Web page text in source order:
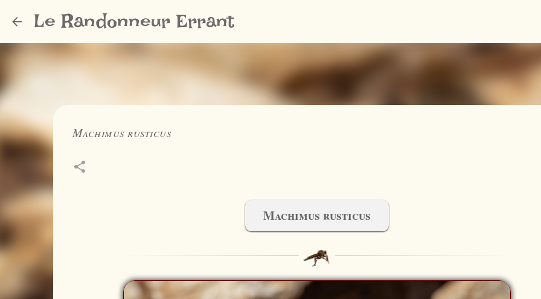
Le Randonneur Errant
Machimus rusticus
Machimus rusticus